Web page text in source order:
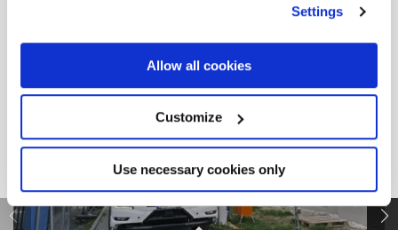
Settings
Allow all cookies
Customize
Use necessary cookies only